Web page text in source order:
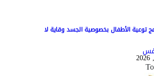
توعية الأطفال بخصوصية الجسد وقاية لا